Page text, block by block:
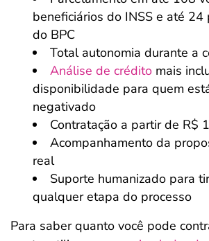
beneficiários do INSS e até 24
do BPC
Total autonomia durante a
Análise de crédito mais
disponibilidade para quem
negativado
Contratação a partir de R$
Acompanhamento da
real
Suporte humanizado para
qualquer etapa do processo
Para saber quanto você pode